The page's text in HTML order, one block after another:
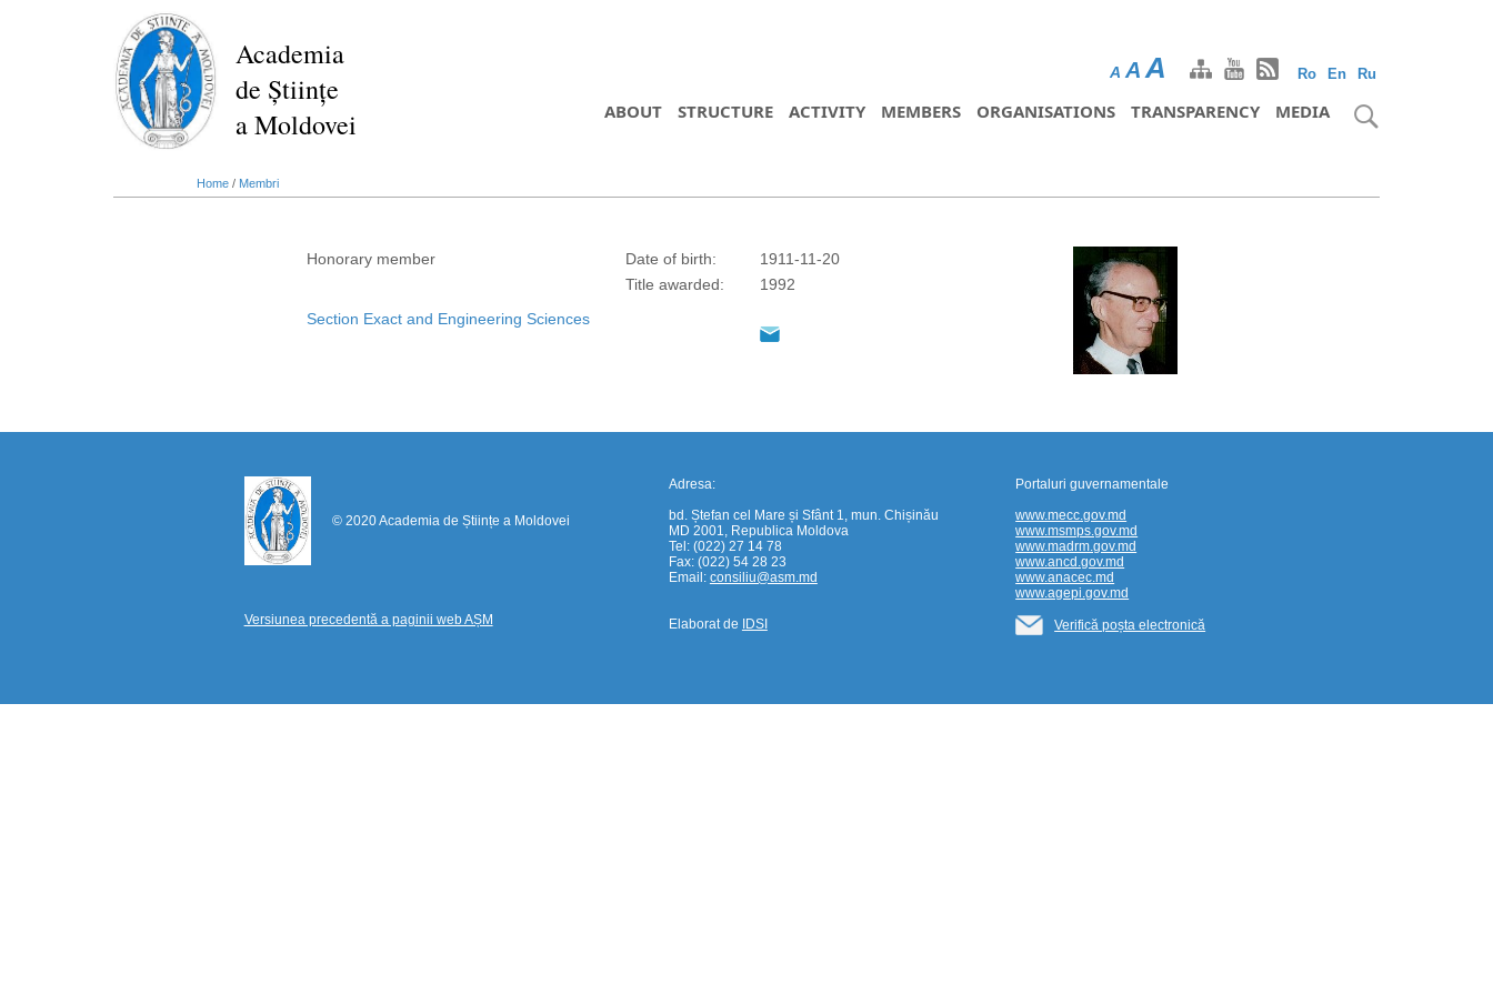
Academia
de Științe
a Moldovei
Ro En Ru
A A A
ABOUT STRUCTURE ACTIVITY MEMBERS ORGANISATIONS TRANSPARENCY MEDIA
Home / Membri
Honorary member
Date of birth:
Title awarded:
1911-11-20
1992
Section Exact and Engineering Sciences
© 2020 Academia de Științe a Moldovei
Versiunea precedentă a paginii web AȘM
Adresa:
bd. Ștefan cel Mare și Sfânt 1, mun. Chișinău
MD 2001, Republica Moldova
Tel: (022) 27 14 78
Fax: (022) 54 28 23
Email: consiliu@asm.md
Elaborat de IDSI
Portaluri guvernamentale
www.mecc.gov.md
www.msmps.gov.md
www.madrm.gov.md
www.ancd.gov.md
www.anacec.md
www.agepi.gov.md
Verifică poșta electronică